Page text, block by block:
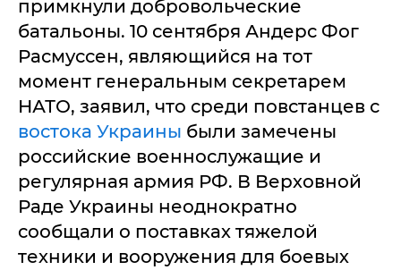
примкнули добровольческие
батальоны. 10 сентября Андерс Фог
Расмуссен, являющийся на тот
момент генеральным секретарем
НАТО, заявил, что среди повстанцев с
востока Украины были замечены
российские военнослужащие и
регулярная армия РФ. В Верховной
Раде Украины неоднократно
сообщали о поставках тяжелой
техники и вооружения для боевых